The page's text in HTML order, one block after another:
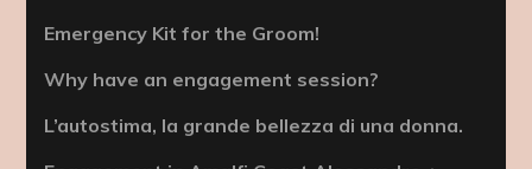
Emergency Kit for the Groom!
Why have an engagement session?
L’autostima, la grande bellezza di una donna.